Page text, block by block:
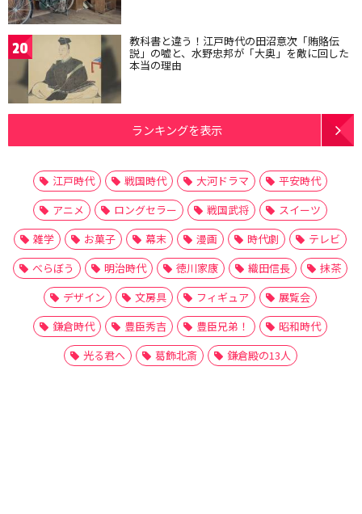
20 教科書と違う！江戸時代の田沼意次「賄賂伝
説」の嘘と、水野忠邦が「大奥」を敵に回した
本当の理由
ランキングを表示
江戸時代 戦国時代 大河ドラマ
平安時代
アニメ
ロングセラー 戦国武将
スイーツ
雑学
お菓子 幕末 漫画 時代劇
テレビ
べらぼう
明治時代 徳川家康 織田信長
抹茶
デザイン
文房具 フィギュア
展覧会
鎌倉時代
豊臣秀吉 豊臣兄弟！
昭和時代
光る君へ
葛飾北斎 鎌倉殿の13人